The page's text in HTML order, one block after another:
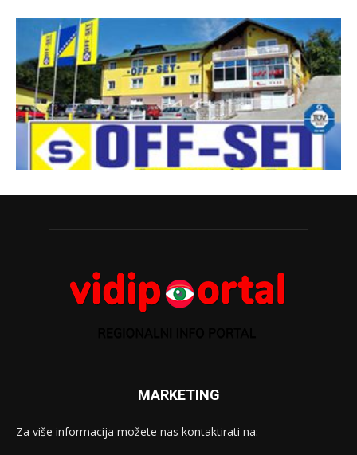
MARKETING
Za više informacija možete nas kontaktirati na: